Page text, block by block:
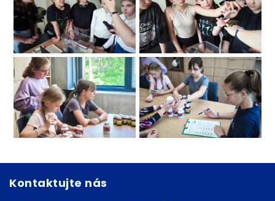
Kontaktujte nás